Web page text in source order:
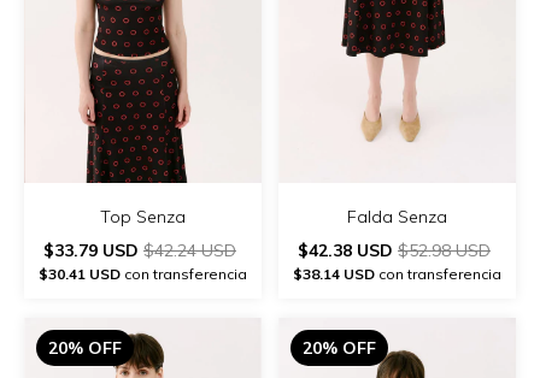
Top Senza
$33.79 USD $42.24 USD
$30.41 USD con transferencia
Falda Senza
$42.38 USD $52.98 USD
$38.14 USD con transferencia
20% OFF 20% OFF